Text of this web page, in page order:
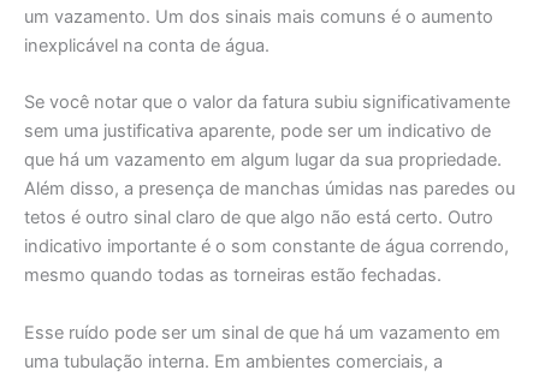
um vazamento. Um dos sinais mais comuns é o aumento
inexplicável na conta de água.
Se você notar que o valor da fatura subiu significativamente
sem uma justificativa aparente, pode ser um indicativo de
que há um vazamento em algum lugar da sua propriedade.
Além disso, a presença de manchas úmidas nas paredes ou
tetos é outro sinal claro de que algo não está certo. Outro
indicativo importante é o som constante de água correndo,
mesmo quando todas as torneiras estão fechadas.
Esse ruído pode ser um sinal de que há um vazamento em
uma tubulação interna. Em ambientes comerciais, a